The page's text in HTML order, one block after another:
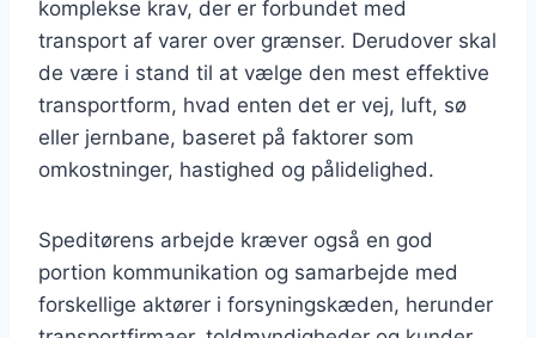
komplekse krav, der er forbundet med
transport af varer over grænser. Derudover skal
de være i stand til at vælge den mest effektive
transportform, hvad enten det er vej, luft, sø
eller jernbane, baseret på faktorer som
omkostninger, hastighed og pålidelighed.
Speditørens arbejde kræver også en god
portion kommunikation og samarbejde med
forskellige aktører i forsyningskæden, herunder